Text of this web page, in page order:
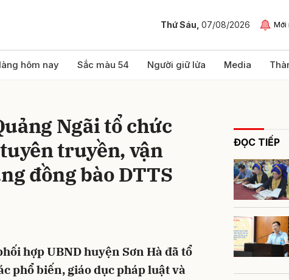
Thứ Sáu, 07/08/2026 Mới
hôm nay Sắc màu 54 Người giữ lửa Media
Ngãi tổ chức
truyền, vận
đồng bào DTTS
hợp UBND huyện Sơn Hà đã tổ
phổ biến, giáo dục pháp luật và
ĐỌC TIẾP
luận
Gửi